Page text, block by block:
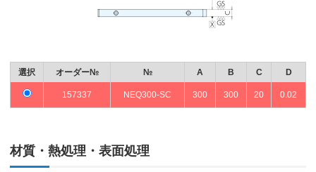
選択 オーダー№ № A B C D
157337 NEQ300-SC 300 300 20 0.02
材質・熱処理・表面処理